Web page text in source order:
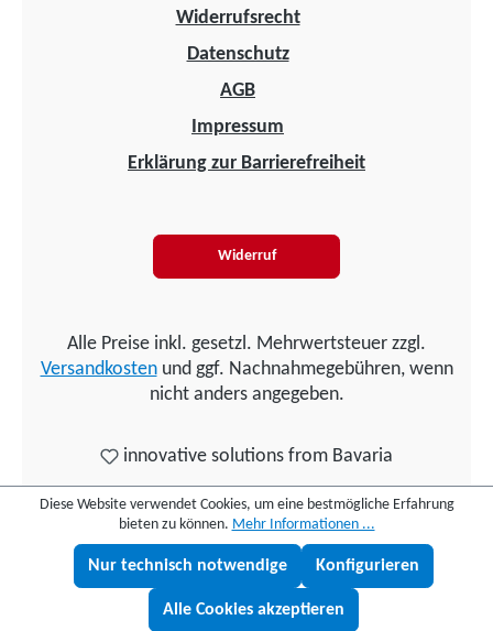
Widerrufsrecht
Datenschutz
AGB
Impressum
Erklärung zur Barrierefreiheit
Widerruf
Alle Preise inkl. gesetzl. Mehrwertsteuer zzgl.
Versandkostenund ggf. Nachnahmegebühren, wenn
nicht anders angegeben.
innovative solutions from Bavaria
Diese Website verwendet Cookies, um eine bestmögliche Erfahrung
bieten zu können. Mehr Informationen ...
Nur technisch notwendige Konfigurieren
Alle Cookies akzeptieren
Lukas fragen